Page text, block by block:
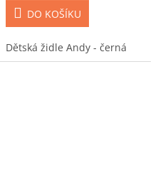
DO KOŠÍKU
Dětská židle Andy - černá